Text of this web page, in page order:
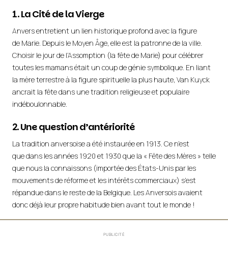
1. La Cité de la Vierge
Anvers entretient un lien historique profond avec la figure
de Marie. Depuis le Moyen Âge, elle est la patronne de la ville.
Choisir le jour de l’Assomption (la fête de Marie) pour célébrer
toutes les mamans était un coup de génie symbolique. En liant
la mère terrestre à la figure spirituelle la plus haute, Van Kuyck
ancrait la fête dans une tradition religieuse et populaire
indéboulonnable.
2. Une question d’antériorité
La tradition anversoise a été instaurée en 1913. Ce n’est
que dans les années 1920 et 1930 que la « Fête des Mères » telle
que nous la connaissons (importée des États-Unis par les
mouvements de réforme et les intérêts commerciaux) s’est
répandue dans le reste de la Belgique. Les Anversois avaient
donc déjà leur propre habitude bien avant tout le monde !
PUBLICITÉ